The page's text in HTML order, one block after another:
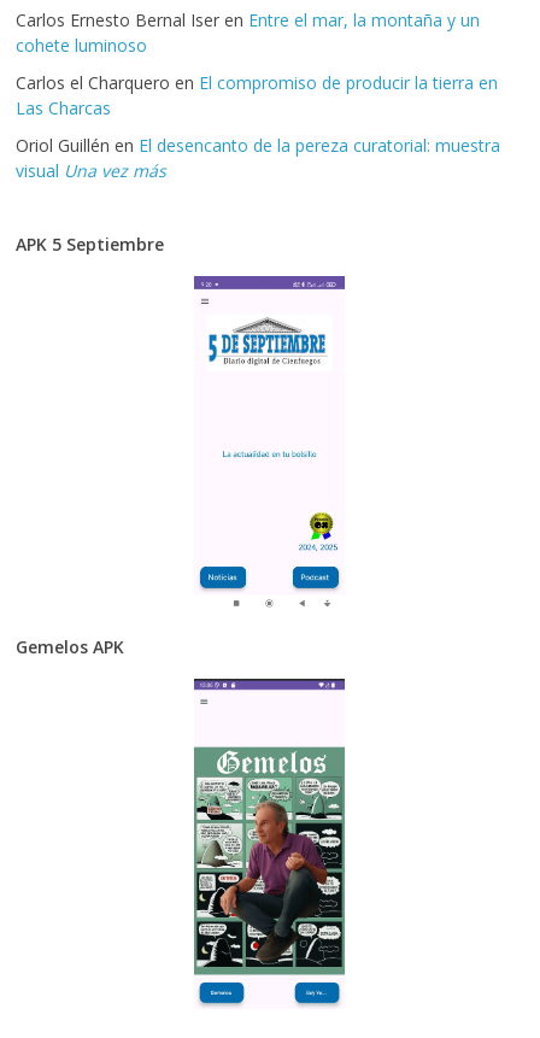
Carlos Ernesto Bernal Iser en Entre el mar, la montaña y un
cohete luminoso
Carlos el Charquero en El compromiso de producir la tierra en
Las Charcas
Oriol Guillén en El desencanto de la pereza curatorial: muestra
visual Una vez más
APK 5 Septiembre
Gemelos APK